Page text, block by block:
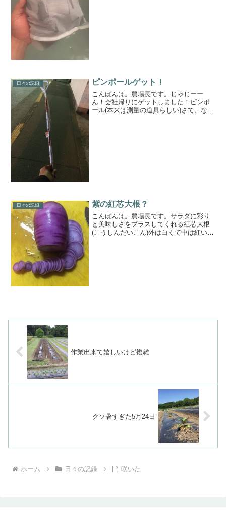
日々の記録 ピンポールゲット！
こんばんは。農場長です。じゃじーー
ん！会社帰りにゲットしました！ピンポ
ール(本来は測量の道具らしい)さて、なん
日々の記録 紫の紅芯大根？
こんばんは。農場長です。サラダに彩り
と美味しさをプラスしてくれる紅芯大根
(こうしんだいこん)外は白くて中は紅いと
作業出来て嬉しいけど複雑
クソ暑すぎた5月24日
ホーム 日々の記録 咲いた